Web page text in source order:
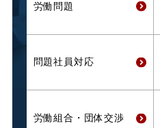
労働問題
問題社員対応
労働組合・ 団体交渉